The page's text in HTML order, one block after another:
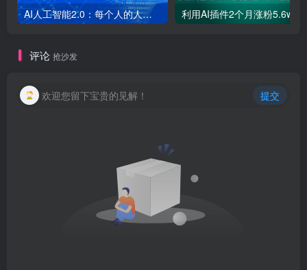
AI人工智能2.0：每个人的人工智能课：从现在开始学习AI（38节课）
评论 抢沙发
欢迎您留下宝贵的见解！ 提交